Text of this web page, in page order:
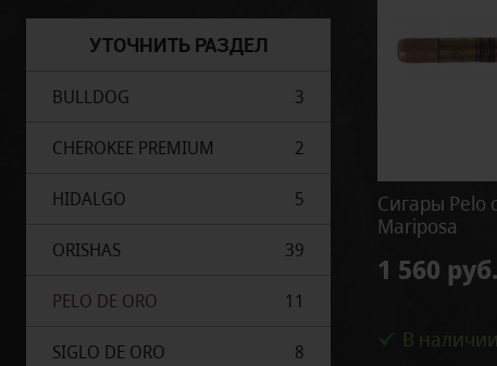
УТОЧНИТЬ РАЗДЕЛ
BULLDOG 3
CHEROKEE PREMIUM 2
HIDALGO 5
ORISHAS 39
PELO DE ORO 11
SIGLO DE ORO 8
Сигары Pelo
Mariposa
1 560 руб.
В наличии